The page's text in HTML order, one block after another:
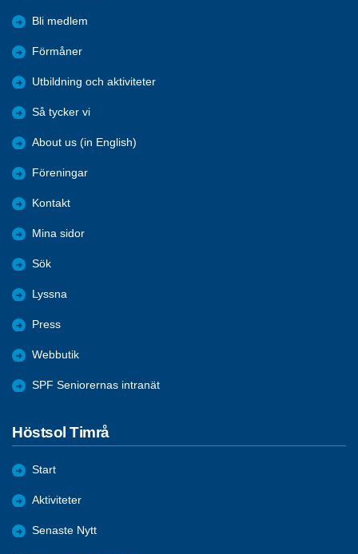
Bli medlem
Förmåner
Utbildning och aktiviteter
Så tycker vi
About us (in English)
Föreningar
Kontakt
Mina sidor
Sök
Lyssna
Press
Webbutik
SPF Seniorernas intranät
Höstsol Timrå
Start
Aktiviteter
Senaste Nytt